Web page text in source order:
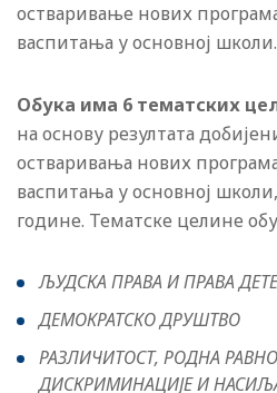
остваривање нових
васпитања у основној школи.
Обука има 6 тематских
на основу резултата
остваривања нових
васпитања у основној
године. Тематске целине
ЉУДСКА ПРАВА И ПРАВА
ДЕМОКРАТСКО ДРУШТВО
РАЗЛИЧИТОСТ, РОДНА
ДИСКРИМИНАЦИЈЕ И